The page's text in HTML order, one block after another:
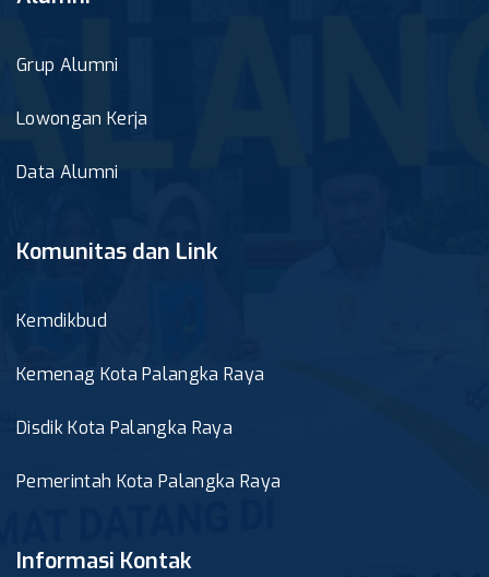
Grup Alumni
Lowongan Kerja
Data Alumni
Komunitas dan Link
Kemdikbud
Kemenag Kota Palangka Raya
Disdik Kota Palangka Raya
Pemerintah Kota Palangka Raya
Informasi Kontak